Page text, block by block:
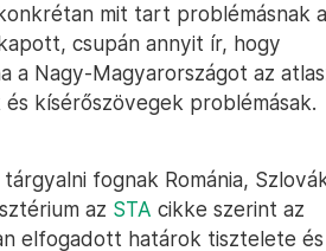
mit tart problémásnak a
csupán annyit ír, hogy
a Nagy-Magyarországot az
kísérőszövegek problémásak.
fognak Románia,
az STA cikke szerint az
elfogadott határok tisztelete és